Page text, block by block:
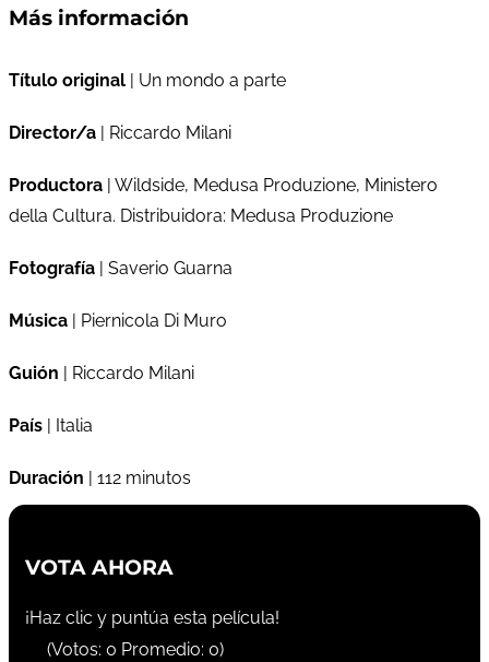
Más información
Título original | Un mondo a parte
Director/a | Riccardo Milani
Productora | Wildside, Medusa Produzione, Ministero
della Cultura. Distribuidora: Medusa Produzione
Fotografía | Saverio Guarna
Música | Piernicola Di Muro
Guión | Riccardo Milani
País | Italia
Duración | 112 minutos
VOTA AHORA
¡Haz clic y puntúa esta película!
(Votos: 0 Promedio: 0)